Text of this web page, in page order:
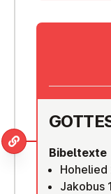
Bibeltexte
Hohelied
Jakobus